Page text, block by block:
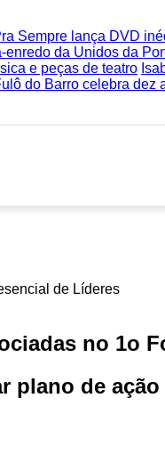
Sempre lança DVD
enredo da Unidos da
e peças de teatro
do Barro celebra dez
no 1o
de ação